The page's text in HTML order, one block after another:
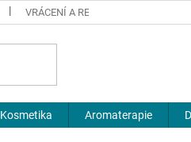
VRÁCENÍ A REKLAMACE
Kosmetika Aromaterapie